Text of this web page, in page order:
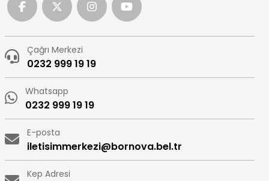
Çağrı Merkezi
0232 999 19 19
Whatsapp
0232 999 19 19
E-posta
iletisimmerkezi@bornova.bel.tr
Kep Adresi